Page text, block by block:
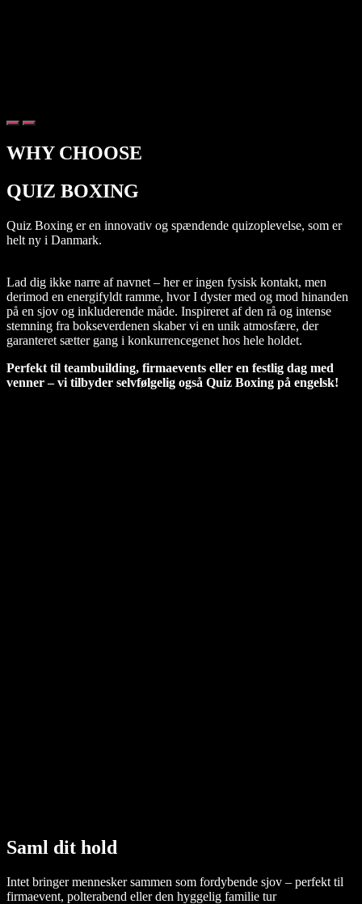
WHY CHOOSE
QUIZ BOXING
Quiz Boxing er en innovativ og spændende quizoplevelse, som er
helt ny i Danmark.
Lad dig ikke narre af navnet – her er ingen fysisk kontakt, men
derimod en energifyldt ramme, hvor I dyster med og mod hinanden
på en sjov og inkluderende måde. Inspireret af den rå og intense
stemning fra bokseverdenen skaber vi en unik atmosfære, der
garanteret sætter gang i konkurrencegenet hos hele holdet.
Perfekt til teambuilding, firmaevents eller en festlig dag med
venner – vi tilbyder selvfølgelig også Quiz Boxing på engelsk!
Saml dit hold
Intet bringer mennesker sammen som fordybende sjov – perfekt til
firmaevent, polterabend eller den hyggelig familie tur